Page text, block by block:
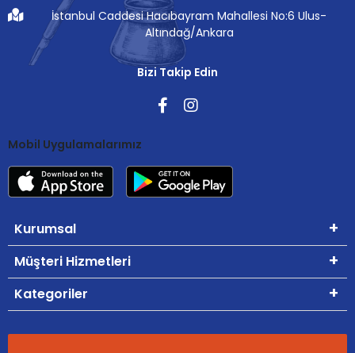
İstanbul Caddesi Hacıbayram Mahallesi No:6 Ulus-
Altındağ/Ankara
Bizi Takip Edin
Mobil Uygulamalarımız
Kurumsal
Müşteri Hizmetleri
Kategoriler